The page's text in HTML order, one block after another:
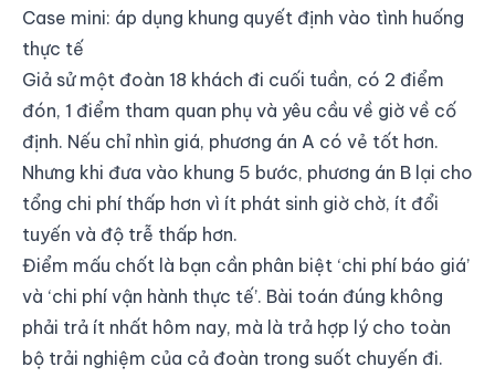
Case mini: áp dụng khung quyết định vào tình huống
thực tế
Giả sử một đoàn 18 khách đi cuối tuần, có 2 điểm
đón, 1 điểm tham quan phụ và yêu cầu về giờ về cố
định. Nếu chỉ nhìn giá, phương án A có vẻ tốt hơn.
Nhưng khi đưa vào khung 5 bước, phương án B lại cho
tổng chi phí thấp hơn vì ít phát sinh giờ chờ, ít đổi
tuyến và độ trễ thấp hơn.
Điểm mấu chốt là bạn cần phân biệt ‘chi phí báo giá’
và ‘chi phí vận hành thực tế’. Bài toán đúng không
phải trả ít nhất hôm nay, mà là trả hợp lý cho toàn
bộ trải nghiệm của cả đoàn trong suốt chuyến đi.